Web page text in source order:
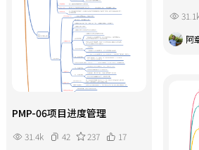
阿
PMP-06项目进度管理
31.4k 42 237
17